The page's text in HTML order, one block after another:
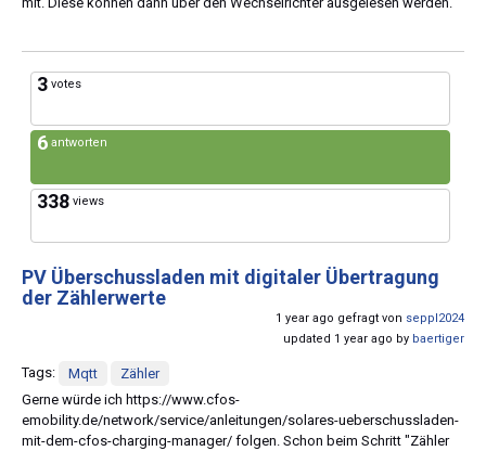
3 votes
6 antworten
338 views
PV Überschussladen mit digitaler Übertragung
der Zählerwerte
1 year ago gefragt von seppl2024
updated 1 year ago by baertiger
Tags: Mqtt
Zähler
Gerne würde ich https://www.cfos-
emobility.de/network/service/anleitungen/solares-ueberschussladen-
mit-dem-cfos-charging-manager/ folgen. Schon beim Schritt "Zähler